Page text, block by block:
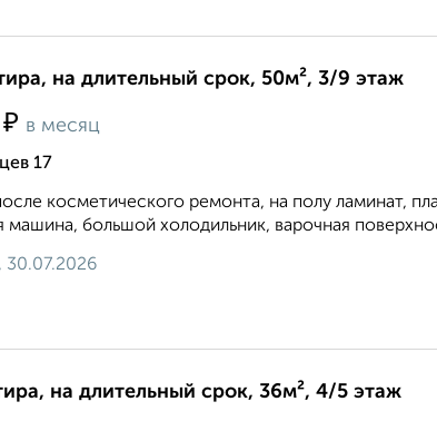
на длительный срок, 50м², 3/9 этаж
₽ в месяц
17
косметического ремонта, на полу ламинат,
машина, большой холодильник, варочная
30.07.2026
на длительный срок, 36м², 4/5 этаж